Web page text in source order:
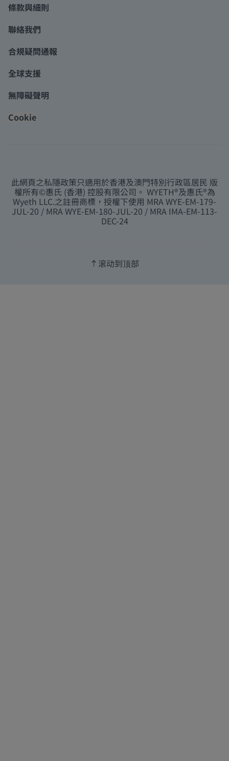
條款與細則
聯絡我們
合規疑問通報
全球支援
無障礙聲明
Cookie
此網頁之私隱政策只適用於香港及澳門特別行政區居民 版
權所有©惠氏 (香港) 控股有限公司。 WYETH®及惠氏®為
Wyeth LLC.之註冊商標，授權下使用 MRA WYE-EM-179-
JUL-20 / MRA WYE-EM-180-JUL-20 / MRA IMA-EM-113-
DEC-24
滚动到顶部